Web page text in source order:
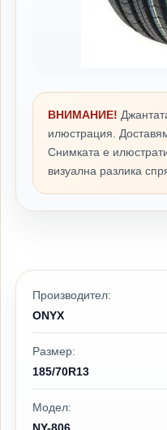
ВНИМАНИЕ!
илюстрация.
Снимката е
визуална разлика
Производител:
ONYX
Размер:
185/70R13
Модел: